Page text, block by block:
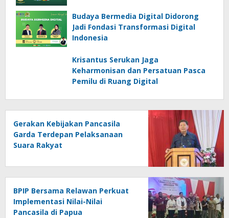
Budaya Bermedia Digital Didorong
Jadi Fondasi Transformasi Digital
Indonesia
Krisantus Serukan Jaga
Keharmonisan dan Persatuan Pasca
Pemilu di Ruang Digital
Gerakan Kebijakan Pancasila
Garda Terdepan Pelaksanaan
Suara Rakyat
BPIP Bersama Relawan Perkuat
Implementasi Nilai-Nilai
Pancasila di Papua